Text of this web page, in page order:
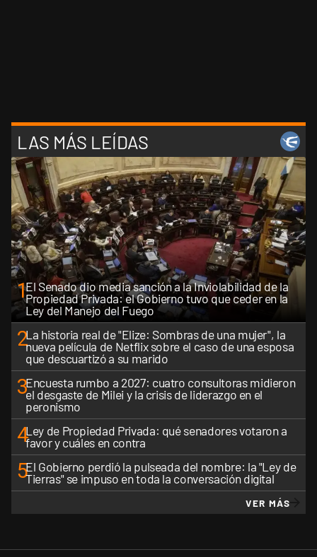
LAS MÁS LEÍDAS
1El Senado dio media sanción a la Inviolabilidad de la
Propiedad Privada: el Gobierno tuvo que ceder en la
Ley del Manejo del Fuego
2La historia real de "Elize: Sombras de una mujer", la
nueva película de Netflix sobre el caso de una esposa
que descuartizó a su marido
3Encuesta rumbo a 2027: cuatro consultoras midieron
el desgaste de Milei y la crisis de liderazgo en el
peronismo
4Ley de Propiedad Privada: qué senadores votaron a
favor y cuáles en contra
5El Gobierno perdió la pulseada del nombre: la "Ley de
Tierras" se impuso en toda la conversación digital
VER MÁS